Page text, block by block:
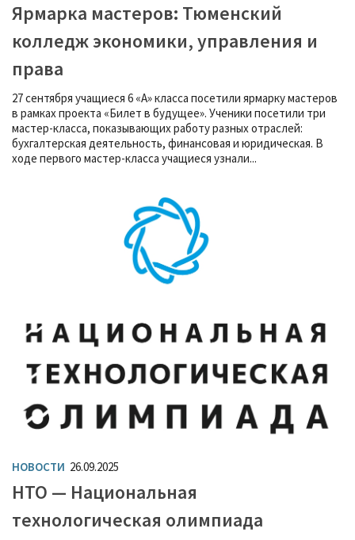
Ярмарка мастеров: Тюменский
колледж экономики, управления и
права
27 сентября учащиеся 6 «А» класса посетили ярмарку мастеров
в рамках проекта «Билет в будущее». Ученики посетили три
мастер-класса, показывающих работу разных отраслей:
бухгалтерская деятельность, финансовая и юридическая. В
ходе первого мастер-класса учащиеся узнали...
НОВОСТИ 26.09.2025
НТО — Национальная
технологическая олимпиада